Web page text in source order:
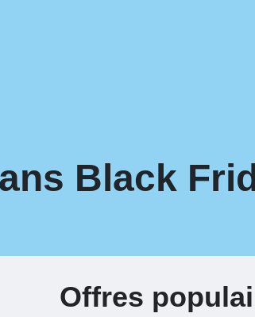
Black
Offres